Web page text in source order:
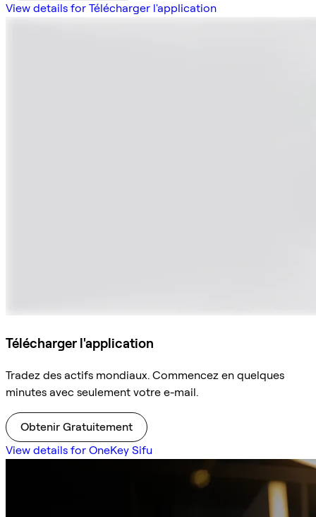
View details for Télécharger l'application
Télécharger l'application
Tradez des actifs mondiaux. Commencez en quelques
minutes avec seulement votre e-mail.
Obtenir Gratuitement
View details for OneKey Sifu